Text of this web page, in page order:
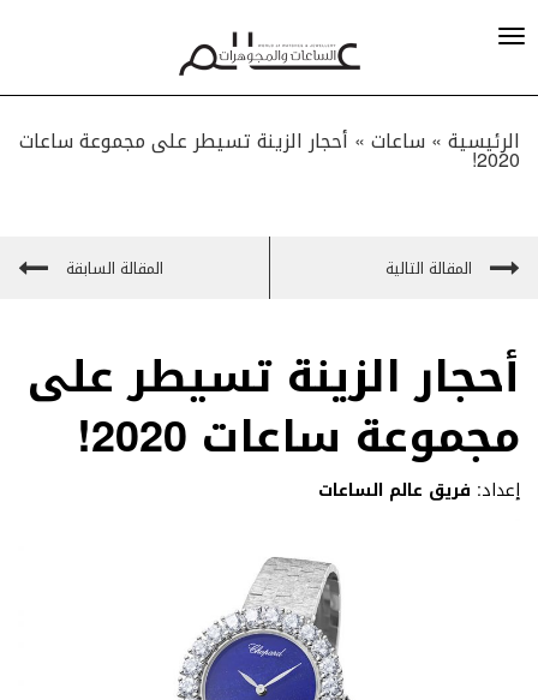
الرئيسية » ساعات» أحجار الزينة تسيطر على مجموعة ساعات
2020!
المقالة التالية المقالة السابقة
أحجار الزينة تسيطر على
مجموعة ساعات 2020!
إعداد: فريق عالم الساعات